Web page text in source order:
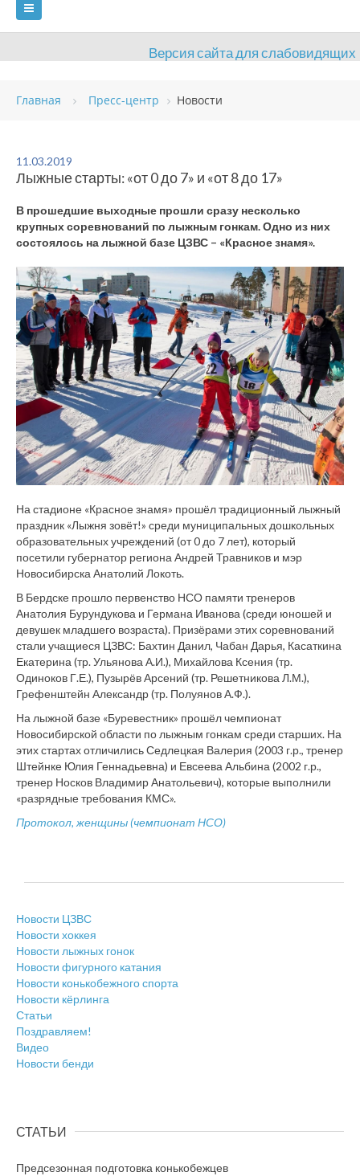
Версия сайта для слабовидящих
ГЛАВНАЯ
ВИДЫ СПОРТА
ОЦЕНКА КАЧЕСТВА ОБРАЗОВАНИЯ ВАКАНСИИ
Главная Пресс-центр Новости
11.03.2019
Лыжные старты: «от 0 до 7» и «от 8 до 17»
В прошедшие выходные прошли сразу несколько
крупных соревнований по лыжным гонкам. Одно из них
состоялось на лыжной базе ЦЗВС – «Красное знамя».
На стадионе «Красное знамя» прошёл традиционный лыжный
праздник «Лыжня зовёт!» среди муниципальных дошкольных
образовательных учреждений (от 0 до 7 лет), который
посетили губернатор региона Андрей Травников и мэр
Новосибирска Анатолий Локоть.
В Бердске прошло первенство НСО памяти тренеров
Анатолия Бурундукова и Германа Иванова (среди юношей и
девушек младшего возраста). Призёрами этих соревнований
стали учащиеся ЦЗВС: Бахтин Данил, Чабан Дарья, Касаткина
Екатерина (тр. Ульянова А.И.), Михайлова Ксения (тр.
Одиноков Г.Е.), Пузырёв Арсений (тр. Решетникова Л.М.),
Грефенштейн Александр (тр. Полуянов А.Ф.).
На лыжной базе «Буревестник» прошёл чемпионат
Новосибирской области по лыжным гонкам среди старших. На
этих стартах отличились Седлецкая Валерия (2003 г.р., тренер
Штейнке Юлия Геннадьевна) и Евсеева Альбина (2002 г.р.,
тренер Носков Владимир Анатольевич), которые выполнили
«разрядные требования КМС».
Протокол, женщины (чемпионат НСО)
Новости ЦЗВС
Новости хоккея
Новости лыжных гонок
Новости фигурного катания
Новости конькобежного спорта
Новости кёрлинга
Статьи
Поздравляем!
Видео
Новости бенди
СТАТЬИ
Предсезонная подготовка конькобежцев